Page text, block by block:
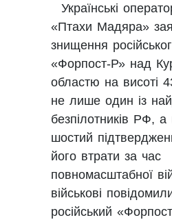
Українські
«Птахи Мадяра»
знищення
«Форпост-Р» над
областю на висоті
не лише один із
безпілотників РФ,
шостий
його втрати за час
повномасштабної
військові
російський